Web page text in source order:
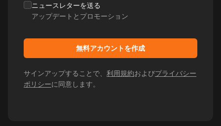
ニュースレターを送る
アップデートとプロモーション
無料アカウントを作成
サインアップすることで、 利用規約およびプライバシー
ポリシーに同意します。